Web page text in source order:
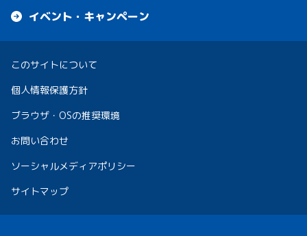
イベント・キャンペーン
このサイトについて
個人情報保護方針
ブラウザ・OSの推奨環境
お問い合わせ
ソーシャルメディアポリシー
サイトマップ